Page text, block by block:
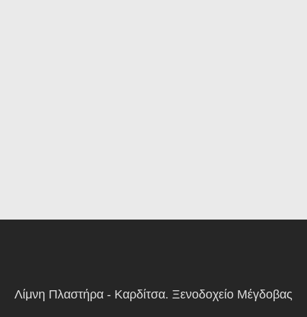
Λίμνη Πλαστήρα - Καρδίτσα. Ξενοδοχείο Μέγδοβας